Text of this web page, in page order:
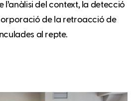
del context, la detecció
de la retroacció de
al repte.